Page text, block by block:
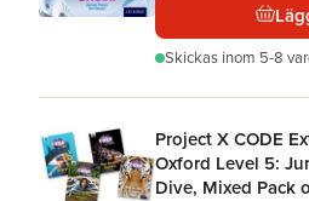
Skickas inom 5-8
Project X CODE
Oxford Level 5:
Dive, Mixed Pack